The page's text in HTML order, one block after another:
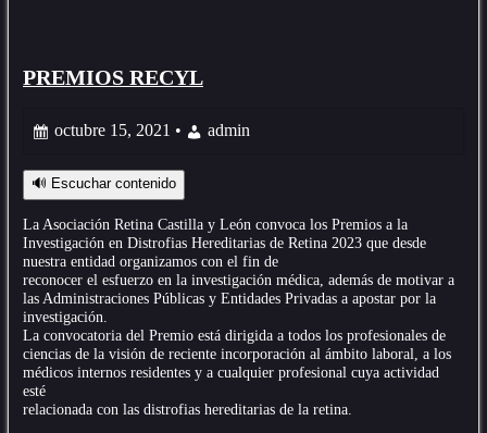
PREMIOS RECYL
octubre 15, 2021 • admin
🔊 Escuchar contenido
La Asociación Retina Castilla y León convoca los Premios a la
Investigación en Distrofias Hereditarias de Retina 2023 que desde
nuestra entidad organizamos con el fin de
reconocer el esfuerzo en la investigación médica, además de motivar a
las Administraciones Públicas y Entidades Privadas a apostar por la
investigación.
La convocatoria del Premio está dirigida a todos los profesionales de
ciencias de la visión de reciente incorporación al ámbito laboral, a los
médicos internos residentes y a cualquier profesional cuya actividad
esté
relacionada con las distrofias hereditarias de la retina.